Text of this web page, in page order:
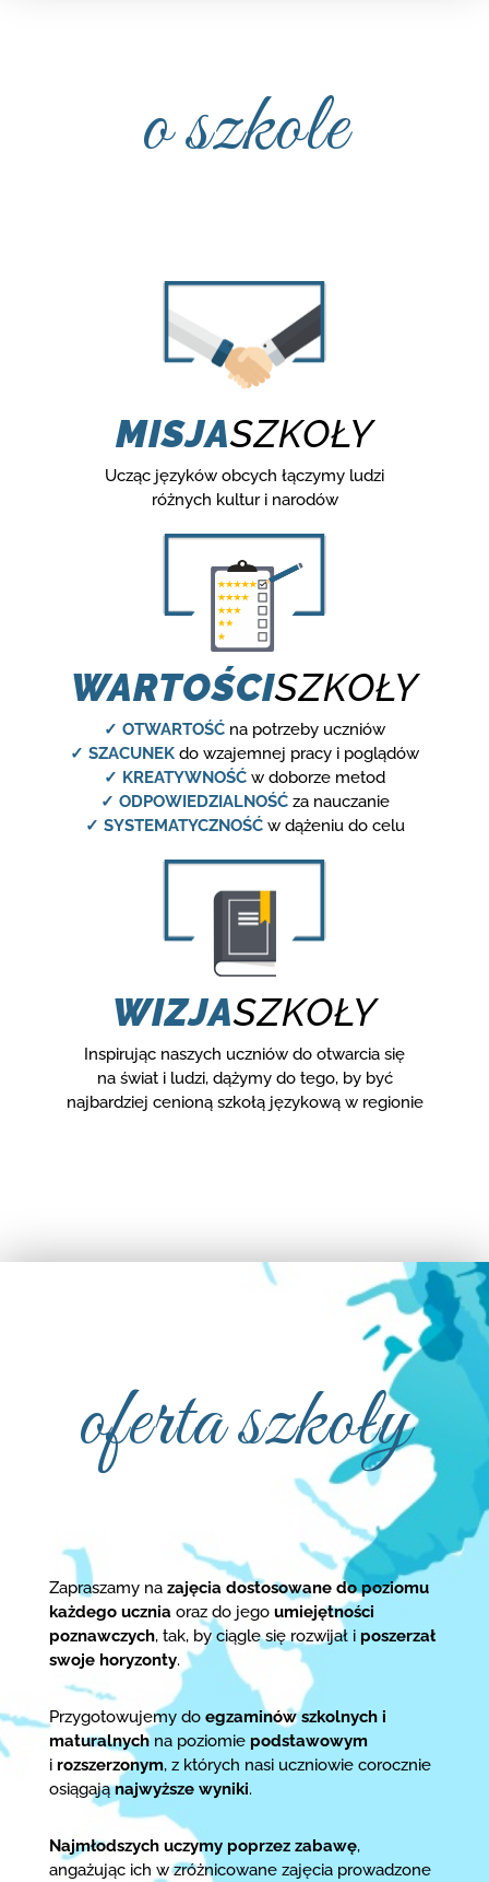
o szkole
MISJASZKOŁY
Ucząc języków obcych łączymy ludzi
różnych kultur i narodów
WARTOŚCISZKOŁY
✓ OTWARTOŚĆ na potrzeby uczniów
✓ SZACUNEK do wzajemnej pracy i poglądów
✓ KREATYWNOŚĆ w doborze metod
✓ ODPOWIEDZIALNOŚĆza nauczanie
✓ SYSTEMATYCZNOŚĆw dążeniu do celu
WIZJASZKOŁY
Inspirując naszych uczniów do otwarcia się
na świat i ludzi, dążymy do tego, by być
najbardziej cenioną szkołą językową w regionie
oferta szkoły
Zapraszamy nazajęcia dostosowane do poziomu
każdego ucznia oraz do jego umiejętności
poznawczych, tak, by ciągle się rozwijał i poszerzał
swoje horyzonty.
Przygotowujemy do egzaminów szkolnych i
maturalnychna poziomie podstawowym
i rozszerzonym, z których nasi uczniowie corocznie
osiągająnajwyższe wyniki.
Najmłodszych uczymy poprzez zabawę,
angażując ich w zróżnicowane zajęcia prowadzone